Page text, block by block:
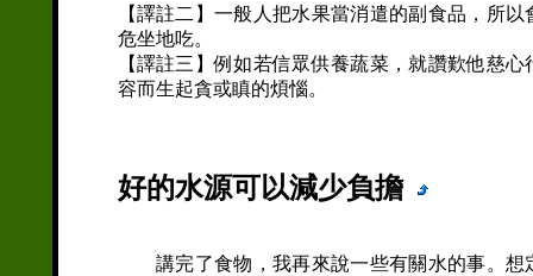
【譯註二】一般人把水果當消遣的副食品，所
危坐地吃。
【譯註三】例如若信眾供養蔬菜，就讚歎他慈
容而生起貪或瞋的煩惱。
好的水源可以減少負擔
講完了食物，我再來說一些有關水的事。想